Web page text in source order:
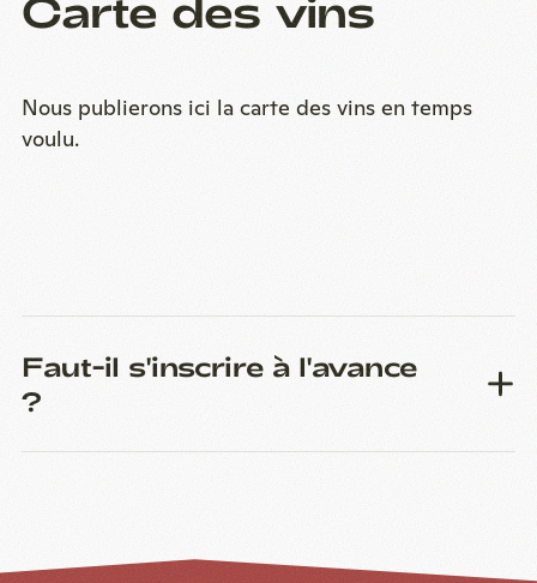
Nous publierons ici la carte des vins en temps
voulu.
Faut-il s'inscrire à l'avance
?